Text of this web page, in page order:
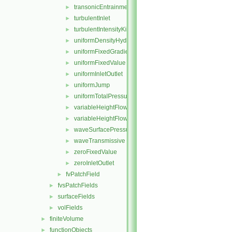
► transonicEntrainmentPressure
► turbulentInlet
► turbulentIntensityKineticEnergyInlet
► uniformDensityHydrostaticPressure
► uniformFixedGradient
► uniformFixedValue
► uniformInletOutlet
► uniformJump
► uniformTotalPressure
► variableHeightFlowRate
► variableHeightFlowRateInletVelocity
► waveSurfacePressure
► waveTransmissive
► zeroFixedValue
► zeroInletOutlet
► fvPatchField
► fvsPatchFields
► surfaceFields
► volFields
► finiteVolume
► functionObjects